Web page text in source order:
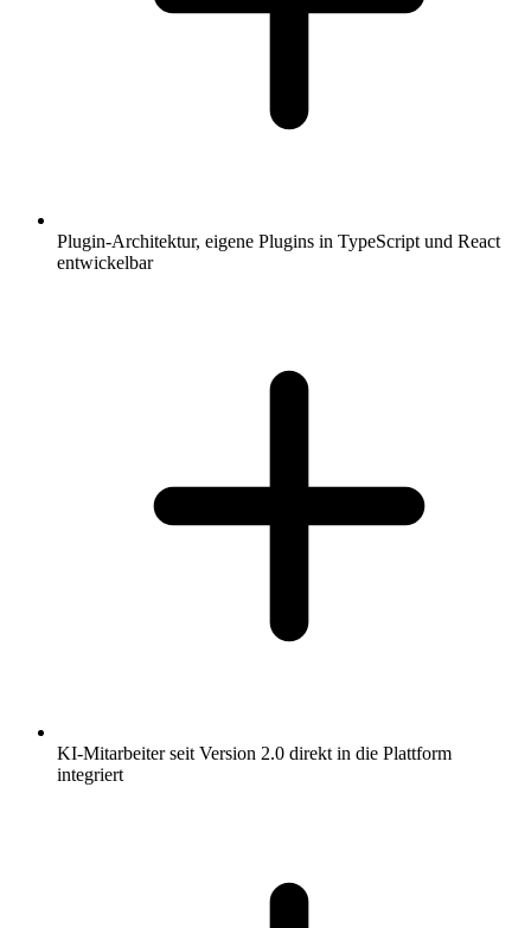
Plugin-Architektur, eigene Plugins in TypeScript und React
entwickelbar
KI-Mitarbeiter seit Version 2.0 direkt in die Plattform
integriert